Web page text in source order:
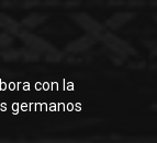
con la
germanos